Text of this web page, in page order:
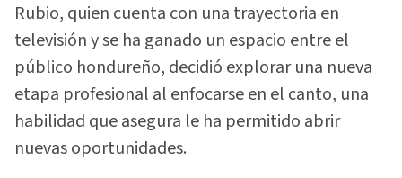
Rubio, quien cuenta con una trayectoria en
televisión y se ha ganado un espacio entre el
público hondureño, decidió explorar una nueva
etapa profesional al enfocarse en el canto, una
habilidad que asegura le ha permitido abrir
nuevas oportunidades.